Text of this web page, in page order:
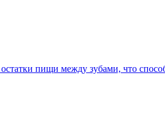
пищи между зубами, что